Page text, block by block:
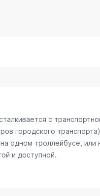
с
городского
одном троллейбусе,
и доступной.